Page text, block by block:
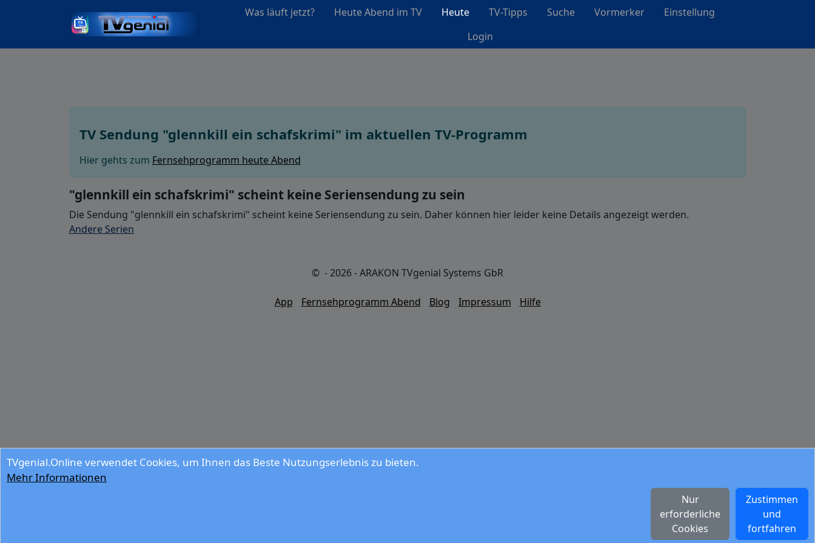
Was läuft jetzt? Heute Abend im TV Heute TV-Tipps Suche Vormerker
Einstellung
Login
TVgenial.Online verwendet Cookies, um Ihnen das Beste Nutzungserlebnis zu bieten.
Mehr Informationen
Zustimmen
und
fortfahren
Nur
erforderliche
Cookies
TV Sendung "glennkill ein schafskrimi" im aktuellen TV-Programm
Hier gehts zum Fernsehprogramm heute Abend
"glennkill ein schafskrimi" scheint keine Seriensendung zu sein
Die Sendung "glennkill ein schafskrimi" scheint keine Seriensendung zu sein. Daher können hier leider keine Details angezeigt werden.
Andere Serien
© - 2026 - ARAKON TVgenial Systems GbR
App Fernsehprogramm Abend Blog Impressum Hilfe